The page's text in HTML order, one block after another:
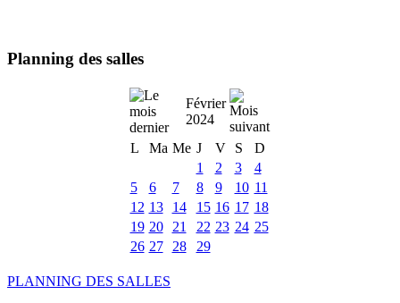
Planning des salles
Février
2024
L
Ma Me J V S
D
1
2 3
4
5
6 7 8 9 10 11
12 13 14 15 16 17 18
19 20 21 22 23 24 25
26 27 28 29
PLANNING DES SALLES